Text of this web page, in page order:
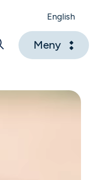
English
Meny